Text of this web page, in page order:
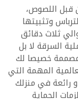
اللصوص،
وتثبيتها
ثلاث دقائق
السرقة لا بل
خصيصا لك
المهمة التي
رائعة في منزلك
الحماية